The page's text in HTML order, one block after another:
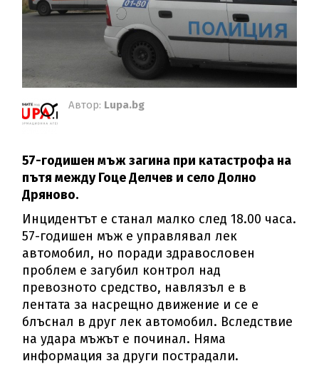
Автор: Lupa.bg
57-годишен мъж загина при катастрофа на
пътя между Гоце Делчев и село Долно
Дряново.
Инцидентът е станал малко след 18.00 часа.
57-годишен мъж е управлявал лек
автомобил, но поради здравословен
проблем е загубил контрол над
превозното средство, навлязъл е в
лентата за насрещно движение и се е
блъснал в друг лек автомобил. Вследствие
на удара мъжът е починал. Няма
информация за други пострадали.